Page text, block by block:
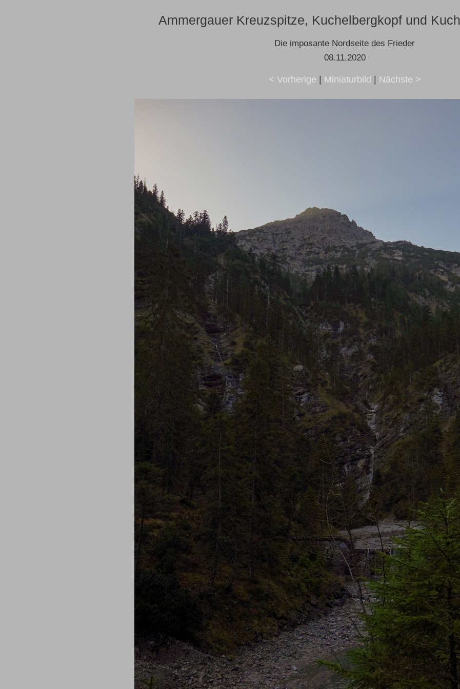
Ammergauer Kreuzspitze, Kuchelbergkopf und
Die imposante Nordseite des Frieder
08.11.2020
< Vorherige | Miniaturbild | Nächste >